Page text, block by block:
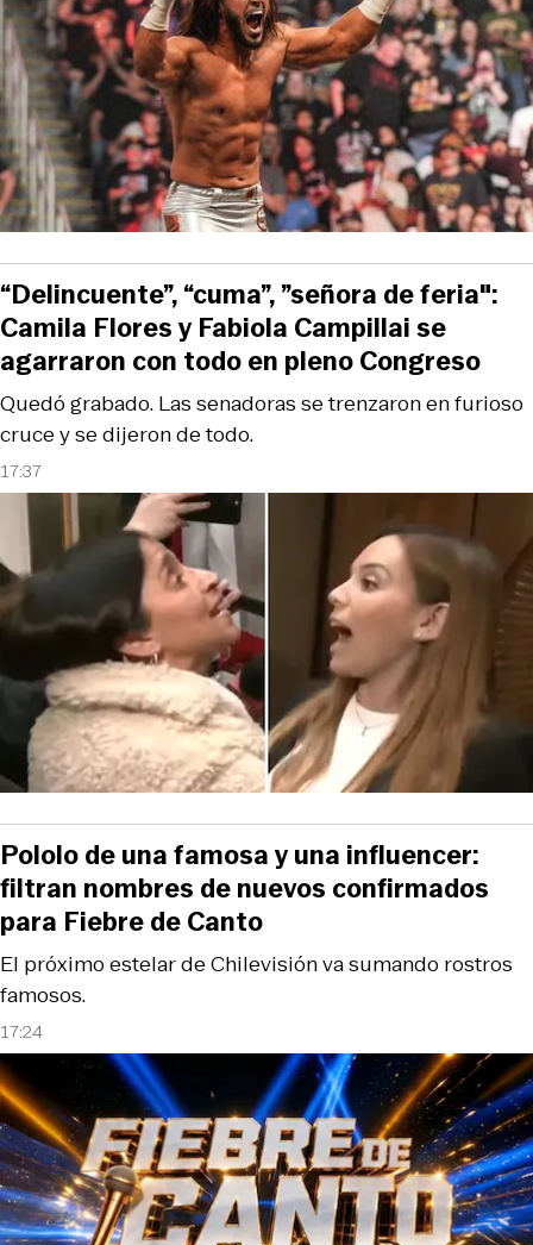
17:37
Quedó grabado. Las senadoras se trenzaron en furioso
cruce y se dijeron de todo.
“Delincuente”, “cuma”, ”señora de feria":
Camila Flores y Fabiola Campillai se
agarraron con todo en pleno Congreso
17:24
El próximo estelar de Chilevisión va sumando rostros
famosos.
Pololo de una famosa y una influencer:
filtran nombres de nuevos confirmados
para Fiebre de Canto